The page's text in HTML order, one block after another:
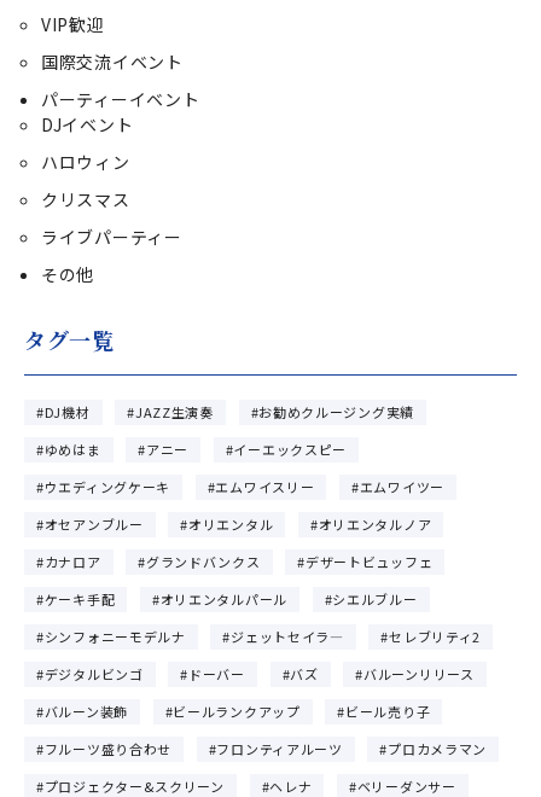
VIP歓迎
国際交流イベント
パーティーイベント
DJイベント
ハロウィン
クリスマス
ライブパーティー
その他
タグ一覧
DJ機材 JAZZ生演奏
お勧めクルージング実績
ゆめはま
アニー
イーエックスピー
ウエディングケーキ
エムワイスリー
エムワイツー
オセアンブルー
オリエンタル
オリエンタルノア
カナロア
グランドバンクス
デザートビュッフェ
ケーキ手配
オリエンタルパール
シエルブルー
シンフォニーモデルナ
ジェットセイラ―
セレブリティ2
デジタルビンゴ
ドーバー バズ
バルーンリリース
バルーン装飾
ビールランクアップ
ビール売り子
フルーツ盛り合わせ
フロンティアルーツ
プロカメラマン
プロジェクター&スクリーン
ヘレナ
ベリーダンサー